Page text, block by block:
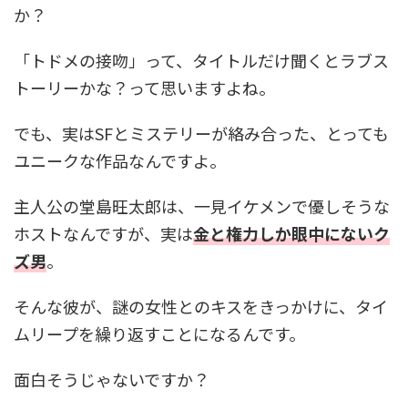
か？
「トドメの接吻」って、タイトルだけ聞くとラブス
トーリーかな？って思いますよね。
でも、実はSFとミステリーが絡み合った、とっても
ユニークな作品なんですよ。
主人公の堂島旺太郎は、一見イケメンで優しそうな
ホストなんですが、実は金と権力しか眼中にないク
ズ男。
そんな彼が、謎の女性とのキスをきっかけに、タイ
ムリープを繰り返すことになるんです。
面白そうじゃないですか？